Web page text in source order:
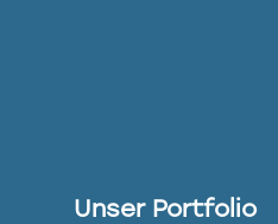
Unser Portfolio